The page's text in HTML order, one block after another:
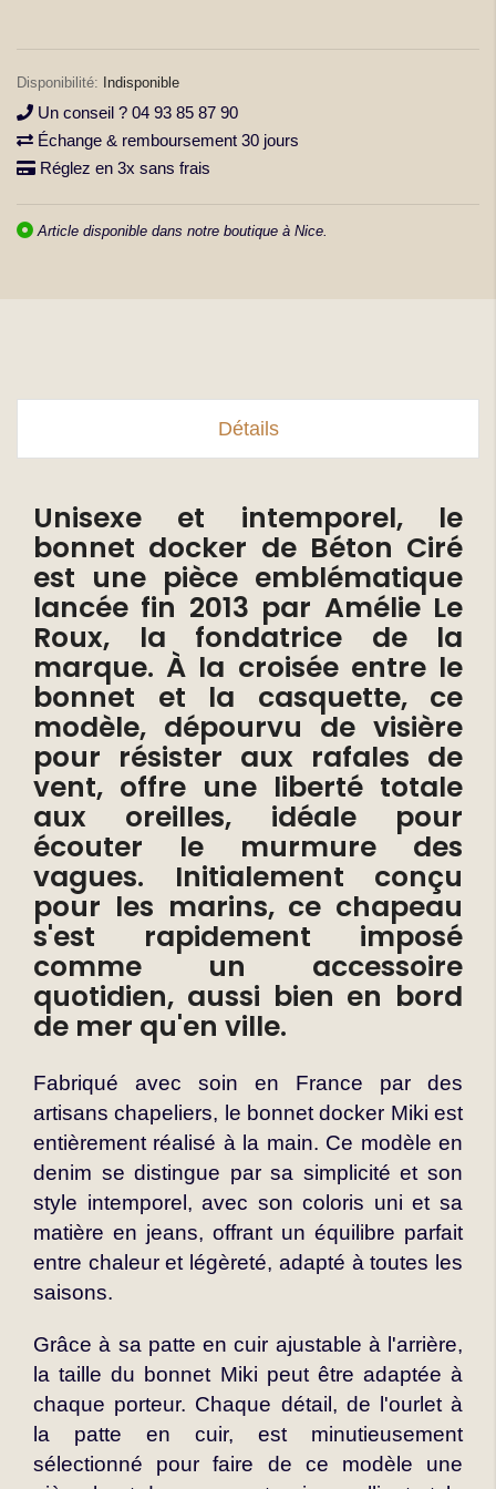
Indisponible
Un conseil ? 04 93 85 87 90
Échange & remboursement 30 jours
Réglez en 3x sans frais
Article disponible dans notre boutique à Nice.
Détails
Unisexe et intemporel, le
bonnet docker de Béton Ciré
est une pièce emblématique
lancée fin 2013 par Amélie Le
Roux, la fondatrice de la
marque. À la croisée entre le
bonnet et la casquette, ce
modèle, dépourvu de visière
pour résister aux rafales de
vent, offre une liberté totale
aux oreilles, idéale pour
écouter le murmure des
vagues. Initialement conçu
pour les marins, ce chapeau
s'est rapidement imposé
comme un accessoire
quotidien, aussi bien en bord
de mer qu'en ville.
Fabriqué avec soin en France par des
artisans chapeliers, le bonnet docker Miki est
entièrement réalisé à la main. Ce modèle en
denim se distingue par sa simplicité et son
style intemporel, avec son coloris uni et sa
matière en jeans, offrant un équilibre parfait
entre chaleur et légèreté, adapté à toutes les
saisons.
Grâce à sa patte en cuir ajustable à l'arrière,
la taille du bonnet Miki peut être adaptée à
chaque porteur. Chaque détail, de l'ourlet à
la patte en cuir, est minutieusement
sélectionné pour faire de ce modèle une